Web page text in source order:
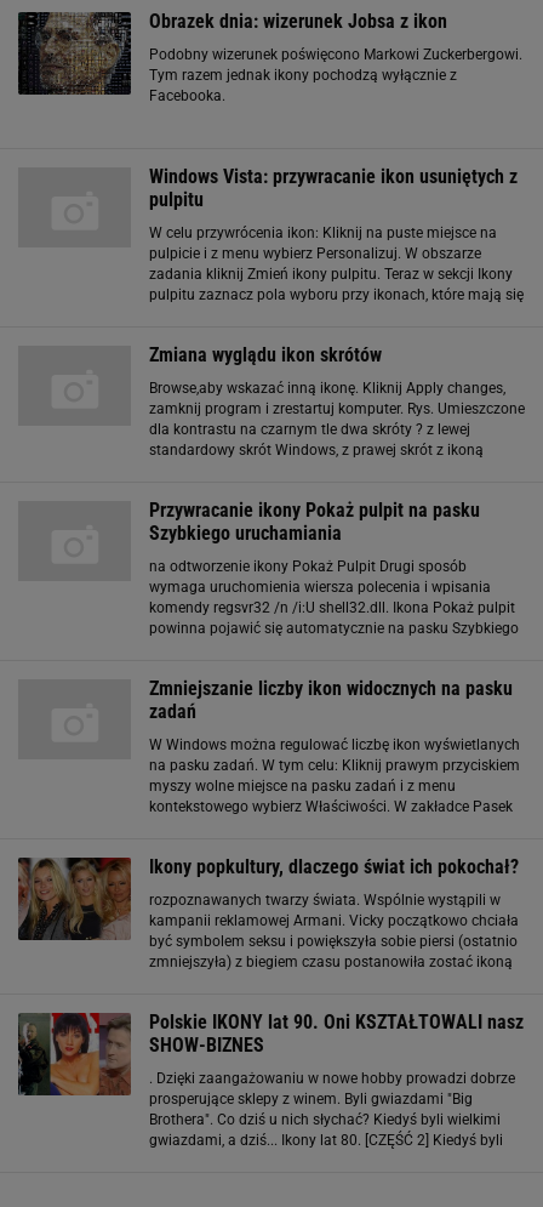
Obrazek dnia: wizerunek Jobsa z ikon
Podobny wizerunek poświęcono Markowi Zuckerbergowi.
Tym razem jednak ikony pochodzą wyłącznie z
Facebooka.
Windows Vista: przywracanie ikon usuniętych z
pulpitu
W celu przywrócenia ikon: Kliknij na puste miejsce na
pulpicie i z menu wybierz Personalizuj. W obszarze
zadania kliknij Zmień ikony pulpitu. Teraz w sekcji Ikony
pulpitu zaznacz pola wyboru przy ikonach, które mają się
Zmiana wyglądu ikon skrótów
Browse,aby wskazać inną ikonę. Kliknij Apply changes,
zamknij program i zrestartuj komputer. Rys. Umieszczone
dla kontrastu na czarnym tle dwa skróty ? z lewej
standardowy skrót Windows, z prawej skrót z ikoną
Przywracanie ikony Pokaż pulpit na pasku
Szybkiego uruchamiania
na odtworzenie ikony Pokaż Pulpit Drugi sposób
wymaga uruchomienia wiersza polecenia i wpisania
komendy regsvr32 /n /i:U shell32.dll. Ikona Pokaż pulpit
powinna pojawić się automatycznie na pasku Szybkiego
Zmniejszanie liczby ikon widocznych na pasku
zadań
W Windows można regulować liczbę ikon wyświetlanych
na pasku zadań. W tym celu: Kliknij prawym przyciskiem
myszy wolne miejsce na pasku zadań i z menu
kontekstowego wybierz Właściwości. W zakładce Pasek
Ikony popkultury, dlaczego świat ich pokochał?
rozpoznawanych twarzy świata. Wspólnie wystąpili w
kampanii reklamowej Armani. Vicky początkowo chciała
być symbolem seksu i powiększyła sobie piersi (ostatnio
zmniejszyła) z biegiem czasu postanowiła zostać ikoną
Polskie IKONY lat 90. Oni KSZTAŁTOWALI nasz
SHOW-BIZNES
. Dzięki zaangażowaniu w nowe hobby prowadzi dobrze
prosperujące sklepy z winem. Byli gwiazdami "Big
Brothera". Co dziś u nich słychać? Kiedyś byli wielkimi
gwiazdami, a dziś... Ikony lat 80. [CZĘŚĆ 2] Kiedyś byli